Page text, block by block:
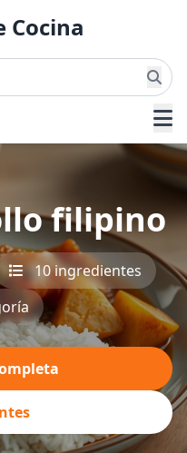
Cocina
filipino
10 ingredientes